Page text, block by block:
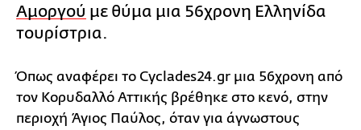
Αμοργού με θύμα μια 56χρονη Ελληνίδα
τουρίστρια.
Όπως αναφέρει το Cyclades24.gr μια 56χρονη από
τον Κορυδαλλό Αττικής βρέθηκε στο κενό, στην
περιοχή Άγιος Παύλος, όταν για άγνωστους